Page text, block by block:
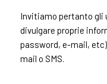
Invitiamo pertanto gli
divulgare proprie
password, e-mail,
mail o SMS.